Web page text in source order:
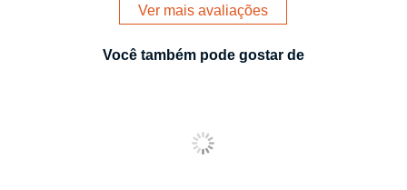
Ver mais avaliações
Você também pode gostar de